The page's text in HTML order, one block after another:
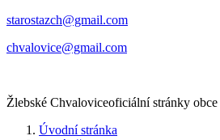
​​​​starostazch@gmail.com
​​​​chvalovice@gmail.com
Žlebské Chvaloviceoficiální stránky obce
Úvodní stránka